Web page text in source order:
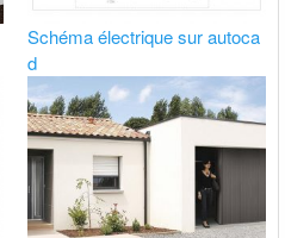
Schéma électrique sur autoca
d